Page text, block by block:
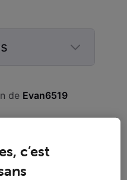
de Evan6519
évasion qui ne me sert
c’est